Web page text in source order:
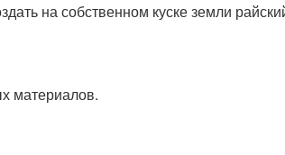
на собственном куске земли
материалов.